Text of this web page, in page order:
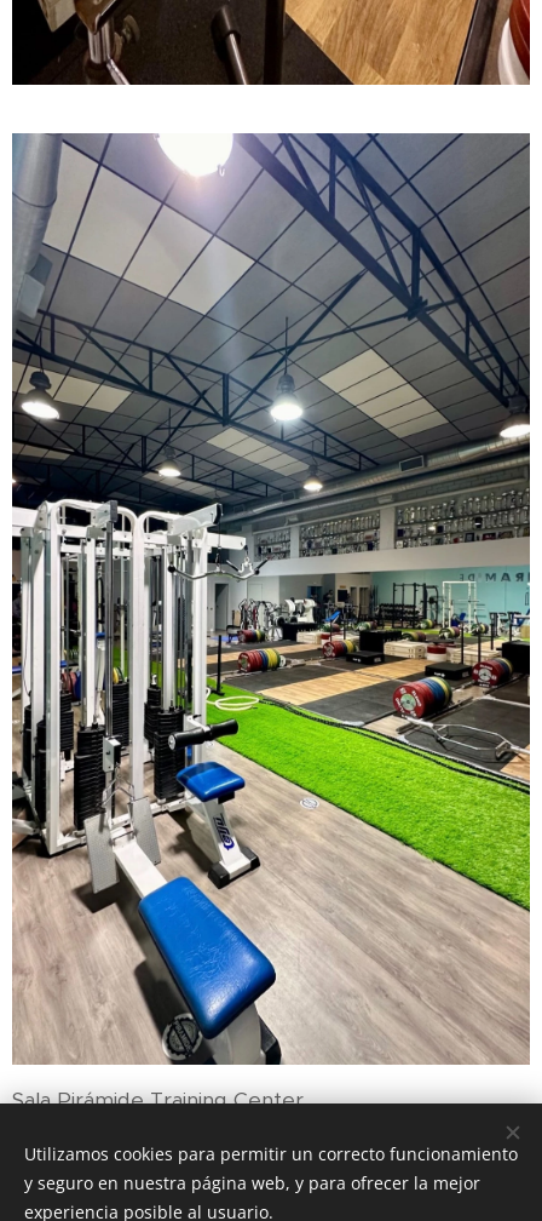
Sala Pirámide Training Center
Utilizamos cookies para permitir un correcto funcionamiento
y seguro en nuestra página web, y para ofrecer la mejor
experiencia posible al usuario.